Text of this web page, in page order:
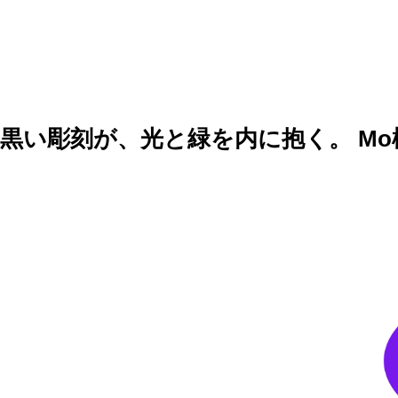
黒い彫刻が、光と緑を内に抱く。 Mo